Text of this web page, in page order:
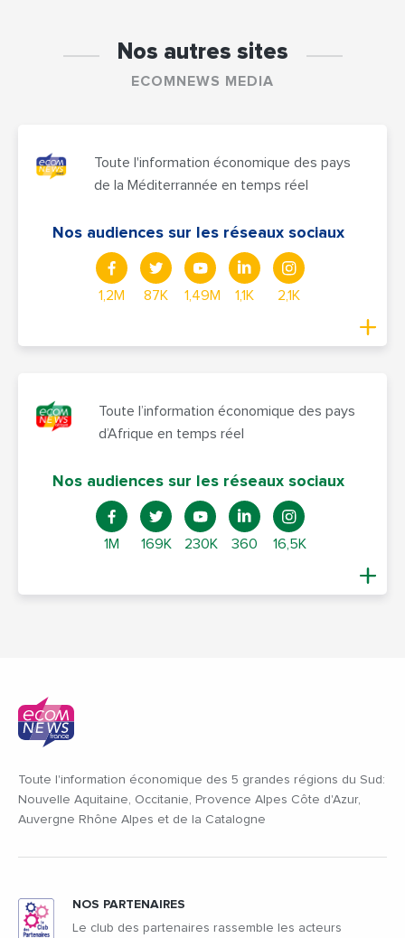
Nos autres sites
ECOMNEWS MEDIA
Toute l'information économique des pays
de la Méditerrannée en temps réel
Nos audiences sur les réseaux sociaux
1,2M 87K 1,49M 1,1K 2,1K
Toute l’information économique des pays
d’Afrique en temps réel
Nos audiences sur les réseaux sociaux
1M 169K 230K 360 16,5K
Toute l'information économique des 5 grandes régions du Sud:
Nouvelle Aquitaine, Occitanie, Provence Alpes Côte d'Azur,
Auvergne Rhône Alpes et de la Catalogne
NOS PARTENAIRES
Le club des partenaires rassemble les acteurs